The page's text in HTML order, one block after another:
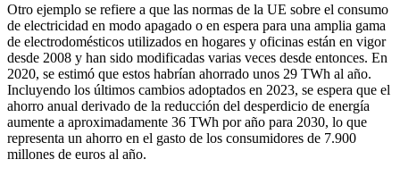
Otro ejemplo se refiere a que las normas de la UE sobre el consumo
de electricidad en modo apagado o en espera para una amplia gama
de electrodomésticos utilizados en hogares y oficinas están en vigor
desde 2008 y han sido modificadas varias veces desde entonces. En
2020, se estimó que estos habrían ahorrado unos 29 TWh al año.
Incluyendo los últimos cambios adoptados en 2023, se espera que el
ahorro anual derivado de la reducción del desperdicio de energía
aumente a aproximadamente 36 TWh por año para 2030, lo que
representa un ahorro en el gasto de los consumidores de 7.900
millones de euros al año.